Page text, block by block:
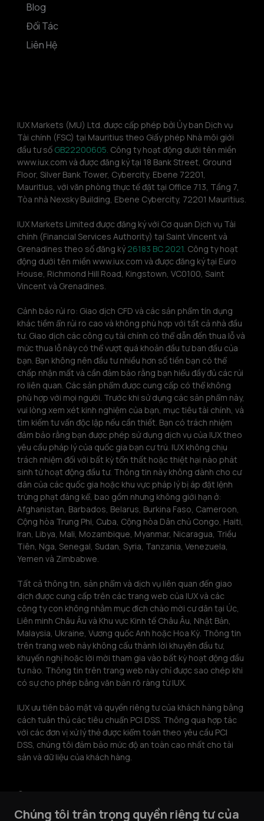
Blog
Đối Tác
Liên Hệ
IUX Markets (MU) Ltd. được cấp phép bởi Ủy ban Dịch vụ
Tài chính (FSC) tại Mauritius theo Giấy phép Nhà môi giới
đầu tư số GB22200605. Công ty hoạt động dưới tên miền
www.iux.com và được đăng ký tại 18 Bank Street, Ground
Floor, Silver Bank Tower, Cybercity, Ebene 72201,
Mauritius, với văn phòng thực tế đặt tại Office 713, Tầng 7,
Tòa nhà Nexsky Building, Ebene Cybercity, 72201 Mauritius.
IUX Markets Limited được đăng ký với Cơ quan Dịch vụ Tài
chính (Financial Services Authority) tại Saint Vincent và
Grenadines theo số đăng ký 26183 BC 2021. Công ty hoạt
động dưới tên miền www.iux.com và được đăng ký tại Euro
House, Richmond Hill Road, Kingstown, VC0100, Saint
Vincent và Grenadines.
Cảnh báo rủi ro: Giao dịch CFD và các sản phẩm tín dụng
khác tiềm ẩn rủi ro cao và không phù hợp với tất cả nhà đầu
tư. Giao dịch các công cụ tài chính có thể dẫn đến thua lỗ và
mức thua lỗ này có thể vượt quá khoản đầu tư ban đầu của
bạn. Bạn không nên đầu tư nhiều hơn số tiền bạn có thể
chấp nhận mất và cần đảm bảo rằng bạn hiểu đầy đủ các rủi
ro liên quan. Các sản phẩm được cung cấp có thể không
phù hợp với mọi người. Trước khi sử dụng các sản phẩm này,
vui lòng xem xét kinh nghiệm của bạn, mục tiêu tài chính, và
tìm kiếm tư vấn độc lập nếu cần thiết. Bạn có trách nhiệm
đảm bảo rằng bạn được phép sử dụng dịch vụ của IUX theo
yêu cầu pháp lý của quốc gia bạn cư trú. IUX không chịu
trách nhiệm đối với bất kỳ tổn thất hoặc thiệt hại nào phát
sinh từ hoạt động đầu tư. Thông tin này không dành cho cư
dân của các quốc gia hoặc khu vực pháp lý bị áp đặt lệnh
trừng phạt đáng kể, bao gồm nhưng không giới hạn ở:
Afghanistan, Barbados, Belarus, Burkina Faso, Cameroon,
Cộng hòa Trung Phi, Cuba, Cộng hòa Dân chủ Congo, Haiti,
Iran, Libya, Mali, Mozambique, Myanmar, Nicaragua, Triều
Tiên, Nga, Senegal, Sudan, Syria, Tanzania, Venezuela,
Yemen và Zimbabwe.
Tất cả thông tin, sản phẩm và dịch vụ liên quan đến giao
dịch được cung cấp trên các trang web của IUX và các
công ty con không nhằm mục đích chào mời cư dân tại Úc,
Liên minh Châu Âu và Khu vực Kinh tế Châu Âu, Nhật Bản,
Malaysia, Ukraine, Vương quốc Anh hoặc Hoa Kỳ. Thông tin
trên trang web này không cấu thành lời khuyên đầu tư,
khuyến nghị hoặc lời mời tham gia vào bất kỳ hoạt động đầu
tư nào. Thông tin trên trang web này chỉ được sao chép khi
có sự cho phép bằng văn bản rõ ràng từ IUX.
IUX ưu tiên bảo mật và quyền riêng tư của khách hàng bằng
cách tuân thủ các tiêu chuẩn PCI DSS. Thông qua hợp tác
với các đơn vị xử lý thẻ được kiểm toán theo yêu cầu PCI
DSS, chúng tôi đảm bảo mức độ an toàn cao nhất cho tài
sản và dữ liệu của khách hàng.
© 2026 IUX Markets Limited.
Chúng tôi trân trọng quyền riêng tư của